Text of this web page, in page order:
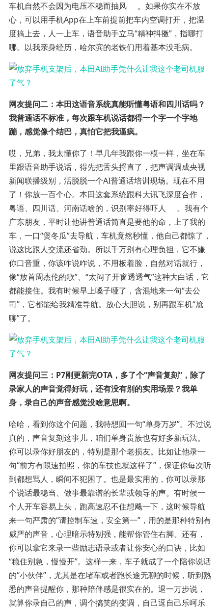
车机自然不会因为电压不稳而抽风
。如果你实在不放
心，可以用手机App在上车前提前把车内空调打开，把温
度搞上去，人一上车，语音助手立马“精神抖擞”，指哪打
哪。以我亲身经历，哈尔滨的老铁们用着基本没毛病。
网友提问二：本田这语音系统真能听懂粤语和四川话吗？
我普通话不标准，每次跟车机说话都得一个字一个字地
蹦，感觉像个结巴，真怕它把我逼疯。
哎，兄弟，我太懂你了！早几年我跟你一模一样，坐在车
里跟语音助手说话，得先把舌头捋直了，把声调调成央视
新闻联播级别，活脱脱一个AI普通话培训现场。现在不用
了！你放一百个心。本田这套系统跟科大讯飞深度合作，
粤语、四川话、河南话啥的，识别率好得吓人
。我有个
广东朋友，平时让他讲普通话简直是要他的命，上了我的
车，一口“煲冬瓜”去导航，车机竟然秒懂，他自己都惊了，
说这比跟人交流还省劲。所以千万别有心理负担，它不嫌
你口音重，你该咋说咋说，不用板着脸，自然对话就行，
像“放首周杰伦的歌”、“太闷了开窗透透气”这种大白话，它
都能接住。我有时候早上嗓子哑了，含混地来一句“去公
司”，它都能给我精准导航。放心大胆说，别再跟车机“尬
聊”了。
网友提问三：P7刚更新完OTA，多了个“声音复刻”，除了
录家人的声音觉得好玩，还有没有别的实用场景？我单
身，录自己的声音感觉没啥意思啊。
哈哈，看到你这个问题，我特想回一句“单身万岁”。不过说
真的，声音复刻这事儿，咱们单身贵族也有好多新玩法。
你可以录你好朋友的，特别是那个老损友。比如让他录一
句“前方有限速拍照，你的车技也就这样了”，保证你每次听
到都想骂人，瞬间不犯困了。也是最实用的，你可以录那
个说话最稳当、做事最靠谱的长辈或领导的声。有时候一
个人开车容易上头，跑高速忍不住想飚一下，这时候导航
来一句严肃的“请控制车速，安全第一”，用的是那种特别有
威严的声音，心理暗示特别强，能帮你管住右脚。还有，
你可以拿它来录一些励志语录或者让你安心的口诀，比如
“稳住别急，慢慢开”。这样一来，车子就成了一个陪你说话
的“小伙伴”，尤其是在堵车或者跑长途无聊的时候，听到熟
悉的声音提醒你，那种陪伴感是很实在的。退一万步说，
就算你录自己的声，调个搞笑的变调，自己逗自己乐呵乐